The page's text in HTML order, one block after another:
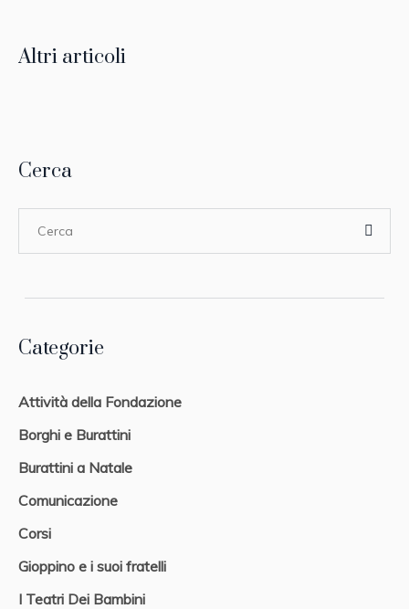
Altri articoli
Cerca
Categorie
Attività della Fondazione
Borghi e Burattini
Burattini a Natale
Comunicazione
Corsi
Gioppino e i suoi fratelli
I Teatri Dei Bambini